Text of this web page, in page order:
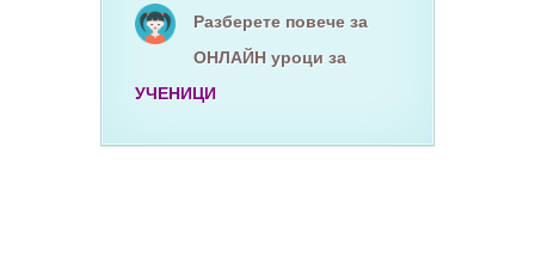
Разберете повече за
ОНЛАЙН уроци за
УЧЕНИЦИ